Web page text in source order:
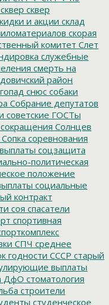
сквер сквер
и акции склад
скорая
комитет Слет
служебные
смерть на
район
снюс собаки
Собрание депутатов
советские ГОСТы
сокращения Солнцев
Сопка соревнования
соцзащита
политическая
положение
социальные
контракт
соя спасатели
спортивная
СПЧ среднее
годности СССР старый
выплаты
ДфО стоматология
строители
студенческое